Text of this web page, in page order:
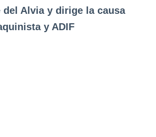
del Alvia y dirige la causa
y ADIF